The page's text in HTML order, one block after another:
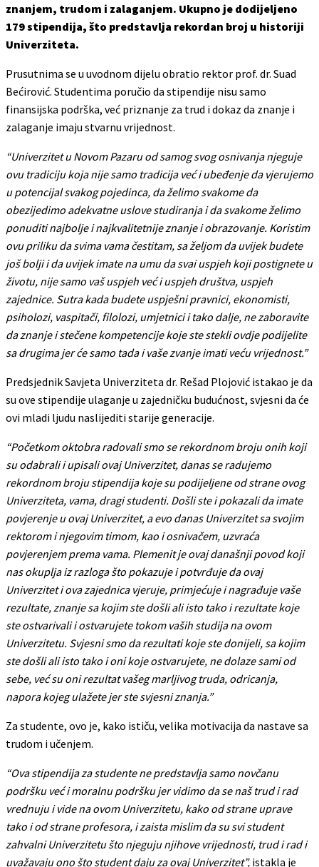
znanjem, trudom i zalaganjem. Ukupno je dodijeljeno
179 stipendija, što predstavlja rekordan broj u historiji
Univerziteta.
Prusutnima se u uvodnom dijelu obratio rektor prof. dr. Suad
Bećirović. Studentima poručio da stipendije nisu samo
finansijska podrška, već priznanje za trud i dokaz da znanje i
zalaganje imaju stvarnu vrijednost.
“Univerzitet u Novom Pazaru od samog svog osnivanja njeguje
ovu tradiciju koja nije samo tradicija već i ubeđenje da vjerujemo
u potencijal svakog pojedinca, da želimo svakome da
obezijedimo adekvatne uslove studiranja i da svakome želimo
ponuditi najbolje i najkvalitetnije znanje i obrazovanje. Koristim
ovu priliku da svima vama čestitam, sa željom da uvijek budete
još bolji i da uvijek imate na umu da svai uspjeh koji postignete u
životu, nije samo vaš uspjeh već i uspjeh društva, uspjeh
zajednice. Sutra kada budete uspješni pravnici, ekonomisti,
psiholozi, vaspitači, filolozi, umjetnici i tako dalje, ne zaboravite
da znanje i stečene kompetencije koje ste stekli ovdje podijelite
sa drugima jer će samo tada i vaše zvanje imati veću vrijednost.”
Predsjednik Savjeta Univerziteta dr. Rešad Plojović istakao je da
su ove stipendije ulaganje u zajedničku budućnost, svjesni da će
ovi mladi ljudu naslijediti starije generacije.
“Početkom oktobra radovali smo se rekordnom broju onih koji
su odabrali i upisali ovaj Univerzitet, danas se radujemo
rekordnom broju stipendija koje su podijeljene od strane ovog
Univerziteta, vama, dragi studenti. Došli ste i pokazali da imate
povjerenje u ovaj Univerzitet, a evo danas Univerzitet sa svojim
rektorom i njegovim timom, kao i osnivačem, uzvraća
povjerenjem prema vama. Plemenit je ovaj današnji povod koji
nas okuplja iz razloga što pokazuje i potvrđuje da ovaj
Univerzitet i ova zajednica vjeruje, primjećuje i nagrađuje vaše
rezultate, znanje sa kojim ste došli ali isto tako i rezultate koje
ste ostvarivali i ostvarujete tokom vaših studija na ovom
Univerzitetu. Svjesni smo da rezultati koje ste donijeli, sa kojim
ste došli ali isto tako i oni koje ostvarujete, ne dolaze sami od
sebe, već su oni rezultat vašeg marljivog truda, odricanja,
napora kojeg ulažete jer ste svjesni znanja.”
Za studente, ovo je, kako ističu, velika motivacija da nastave sa
trudom i učenjem.
“Ova stipendija za studente ne predstavlja samo novčanu
podršku već i moralnu podršku jer vidimo da se naš trud i rad
vrednuju i vide na ovom Univerzitetu, kako od strane uprave
tako i od strane profesora, i zaista mislim da su svi student
zahvalni Univerzitetu što njeguju njihove vrijednosti, trud i rad i
uvažavaju ono što student daju za ovaj Univerzitet”, istakla je